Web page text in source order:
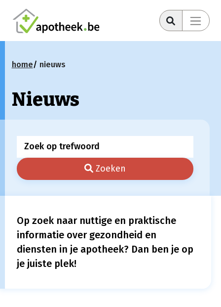
home nieuws
Nieuws
Zoeken
Op zoek naar nuttige en praktische
informatie over gezondheid en
diensten in je apotheek? Dan ben je op
je juiste plek!